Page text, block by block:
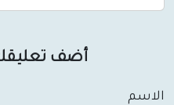
أضف
الاسم